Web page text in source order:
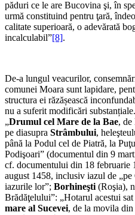
păduri ce le are Bucovina şi, în
urmă constituind pentru ţară,
calitate superioară, o adevărată
incalculabil”[8].
De-a lungul veacurilor,
comunei Moara sunt lapidare,
structura ei răzășească
nu a suferit modificări
„Drumul cel Mare de la Bae, de
pe diasupra Strâmbului,
până la Podul cel de Piatră, la
Podişoari” (documentul din 9
cf. documentului din 18 februarie
august 1458, inclusiv iazul de „pe
iazurile lor”; Borhineşti (Roşia),
Brădăţelului”: „Hotarul acestui
mare al Sucevei, de la movila